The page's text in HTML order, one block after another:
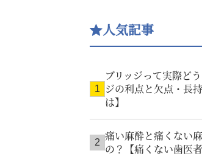
人気記事
ブリッジって実際ど
ジの利点と欠点・長
は】
痛い麻酔と痛くない
の？【痛くない歯医